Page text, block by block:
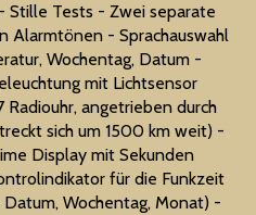
Stille Tests - Zwei separate
Alarmtönen - Sprachauswahl
Wochentag, Datum -
mit Lichtsensor
angetrieben durch
sich um 1500 km weit) -
Display mit Sekunden
für die Funkzeit
Wochentag, Monat) -